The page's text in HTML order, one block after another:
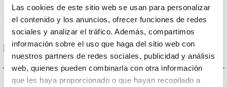
Las cookies de este sitio web se usan para personalizar
el contenido y los anuncios, ofrecer funciones de redes
sociales y analizar el tráfico. Además, compartimos
información sobre el uso que haga del sitio web con
nuestros partners de redes sociales, publicidad y análisis
web, quienes pueden combinarla con otra información
que les haya proporcionado o que hayan recopilado a
Atténuation NON
Dimensions et montage
Poids 0.2Kg